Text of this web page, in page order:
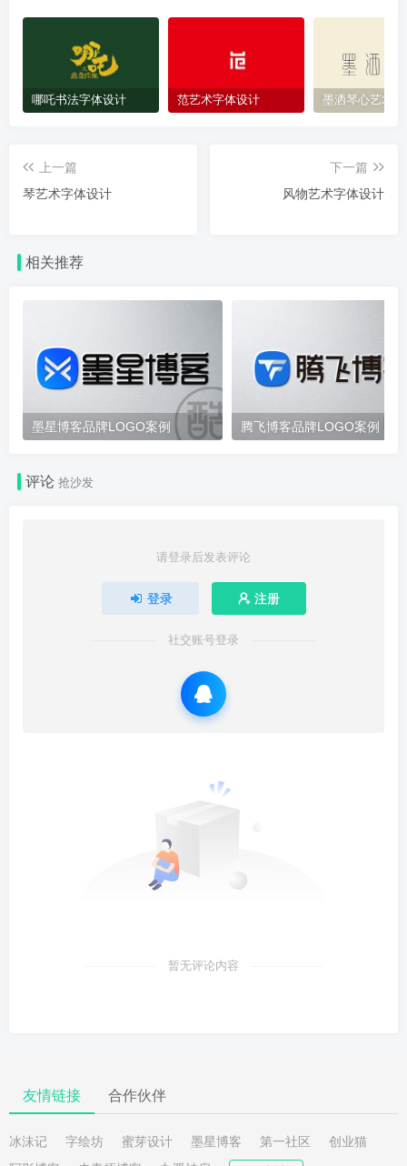
哪吒书法字体设计 范艺术字体设计 墨洒琴心艺术
上一篇
琴艺术字体设计
下一篇
风物艺术字体设计
相关推荐
墨星博客品牌LOGO案例 腾飞博客品牌LOGO案例
评论抢沙发
请登录后发表评论
登录 注册
社交账号登录
暂无评论内容
友情链接 合作伙伴
冰沫记 字绘坊 蜜芽设计 墨星博客 第一社区
创业猫